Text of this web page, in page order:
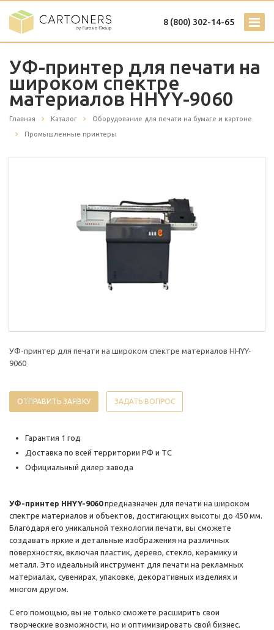
8 (800) 302-14-65
УФ-принтер для печати на
широком спектре
материалов HHYY-9060
Главная Каталог Оборудование для печати на бумаге и картоне
Промышленные принтеры
УФ-принтер для печати на широком спектре материалов HHYY-
9060
ОТПРАВИТЬ ЗАЯВКУ ЗАДАТЬ ВОПРОС
Гарантия 1 год
Доставка по всей территории РФ и ТС
Официальный дилер завода
УФ-принтер HHYY-9060предназначен для печати на широком
спектре материалов и объектов, достигающих высоты до 450 мм.
Благодаря его уникальной технологии печати, вы сможете
создавать яркие и детальные изображения на различных
поверхностях, включая пластик, дерево, стекло, керамику и
металл. Это идеальный инструмент для печати на рекламных
материалах, сувенирах, упаковке, декоративных изделиях и
многом другом.
С его помощью, вы не только сможете расширить свои
творческие возможности, но и оптимизировать свой бизнес.